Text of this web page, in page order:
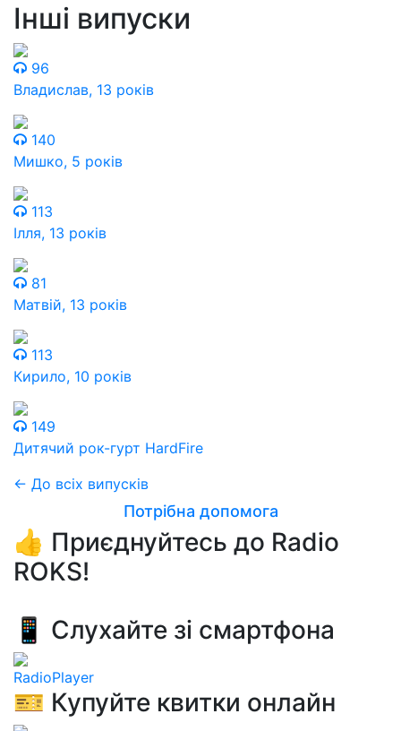
Інші випуски
96
Владислав, 13 років
140
Мишко, 5 років
113
Ілля, 13 років
81
Матвій, 13 років
113
Кирило, 10 років
149
Дитячий рок-гурт HardFire
← До всіх випусків
Потрібна допомога
👍 Приєднуйтесь до Radio
ROKS!
📱 Слухайте зі смартфона
RadioPlayer
🎫 Купуйте квитки онлайн